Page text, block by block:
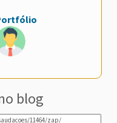
blog